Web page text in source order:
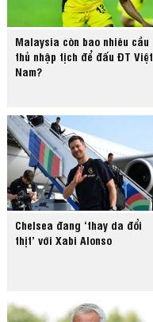
Malaysia còn bao nhiêu cầu
thủ nhập tịch để đấu ĐT Việt
Nam?
Chelsea đang ‘thay da đổi
thịt’ với Xabi Alonso